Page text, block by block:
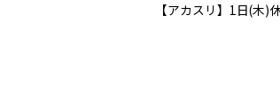
【アカスリ】1日(木)